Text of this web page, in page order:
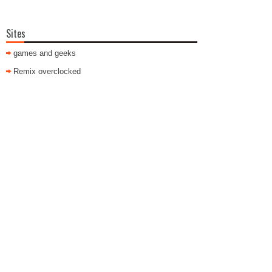
Sites
games and geeks
Remix overclocked